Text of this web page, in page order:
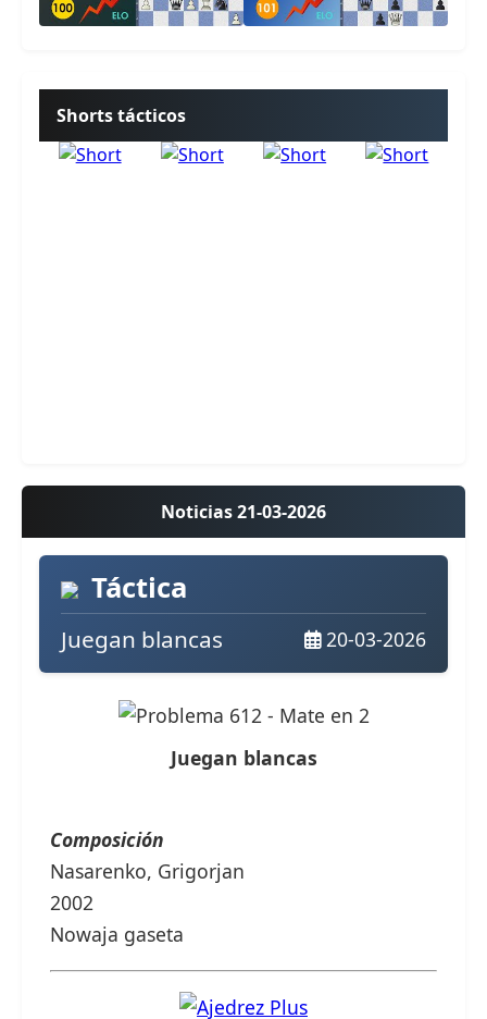
Shorts tácticos
Noticias 21-03-2026
Táctica
Juegan blancas 20-03-2026
Juegan blancas
Composición
Nasarenko, Grigorjan
2002
Nowaja gaseta